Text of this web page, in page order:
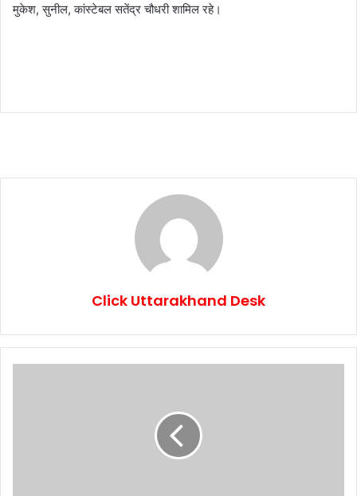
मुकेश, सुनील, कांस्टेबल सतेंद्र चौधरी शामिल रहे।
Click Uttarakhand Desk